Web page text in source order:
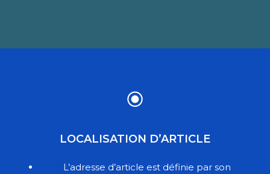
LOCALISATION D’ARTICLE
L’adresse d’article est définie par son